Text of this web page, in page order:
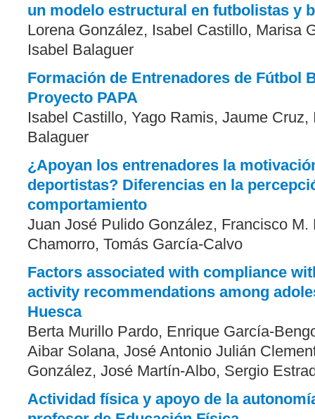
un modelo estructural en futbolistas y
Lorena González, Isabel Castillo, Marisa
Isabel Balaguer
Formación de Entrenadores de Fútbol
Proyecto PAPA
Isabel Castillo, Yago Ramis, Jaume Cruz,
Balaguer
¿Apoyan los entrenadores la
deportistas? Diferencias en la
comportamiento
Juan José Pulido González, Francisco M.
Chamorro, Tomás García-Calvo
Factors associated with compliance
activity recommendations among
Huesca
Berta Murillo Pardo, Enrique García-
Aibar Solana, José Antonio Julián
González, José Martín-Albo, Sergio
Actividad física y apoyo de la